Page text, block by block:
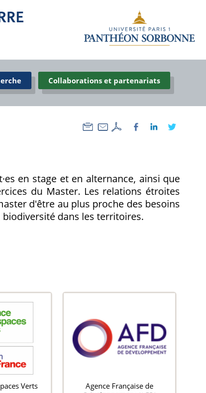
Collaborations et partenariats
en stage et en alternance, ainsi que
du Master. Les relations étroites
d'être au plus proche des besoins
dans les territoires.
Verts
Agence Française de